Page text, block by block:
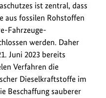
ist zentral, dass
aus fossilen Rohstoffen
Fahrzeuge-
werden. Daher
Juni 2023 bereits
Verfahren die
Dieselkraftstoffe im
Beschaffung sauberer